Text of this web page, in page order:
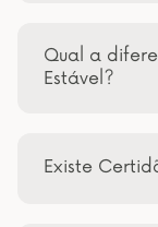
Qual a
Estável?
Existe